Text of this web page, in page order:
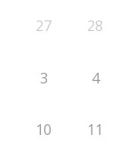
27 28
3 4
10 11